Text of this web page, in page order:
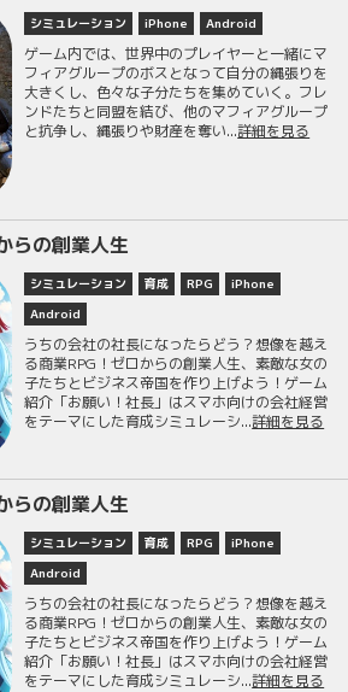
シミュレーション iPhone Android
ゲーム内では、世界中のプレイヤーと一緒にマ
フィアグループのボスとなって自分の縄張りを
大きくし、色々な子分たちを集めていく。フレ
ンドたちと同盟を結び、他のマフィアグループ
と抗争し、縄張りや財産を奪い...詳細を見る
らの創業人生
シミュレーション 育成 RPG
iPhone
Android
うちの会社の社長になったらどう？想像を越え
る商業RPG！ゼロからの創業人生、素敵な女の
子たちとビジネス帝国を作り上げよう！ゲーム
紹介「お願い！社長」はスマホ向けの会社経営
をテーマにした育成シミュレーシ...詳細を見る
らの創業人生
シミュレーション 育成 RPG
iPhone
Android
うちの会社の社長になったらどう？想像を越え
る商業RPG！ゼロからの創業人生、素敵な女の
子たちとビジネス帝国を作り上げよう！ゲーム
紹介「お願い！社長」はスマホ向けの会社経営
をテーマにした育成シミュレーシ...詳細を見る